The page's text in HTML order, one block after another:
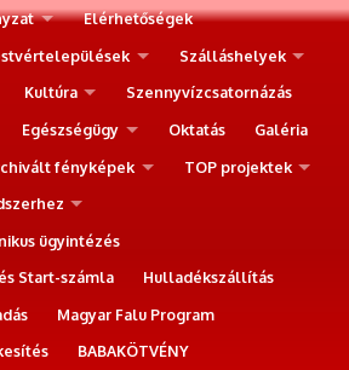
Elérhetőségek
Szálláshelyek
Kultúra
Szennyvízcsatornázás
Egészségügy Oktatás
Galéria
fényképek
TOP projektek
ügyintézés
Start-számla
Hulladékszállítás
Magyar Falu Program
BABAKÖTVÉNY